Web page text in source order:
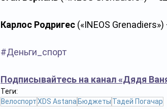
Карлос Родригес («INEOS Grenadiers»)
#Деньги_спорт
Подписывайтесь на канал «Дядя
Теги:
ВелоспортXDS Astana Бюджеты Тадей Погачар